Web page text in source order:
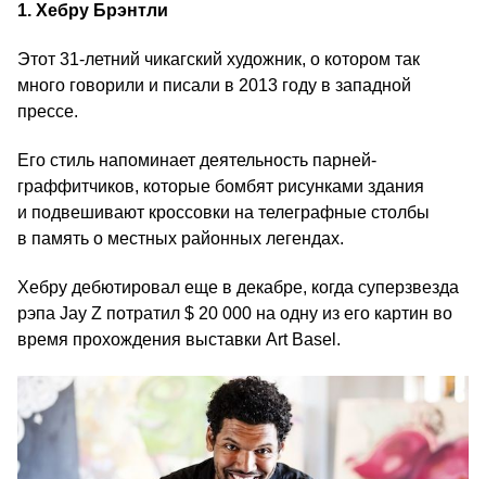
1. Хебру Брэнтли
Этот 31-летний чикагский художник, о котором так
много говорили и писали в 2013 году в западной
прессе.
Его стиль напоминает деятельность парней-
граффитчиков, которые бомбят рисунками здания
и подвешивают кроссовки на телеграфные столбы
в память о местных районных легендах.
Хебру дебютировал еще в декабре, когда суперзвезда
рэпа Jay Z потратил $ 20 000 на одну из его картин во
время прохождения выставки Art Basel.